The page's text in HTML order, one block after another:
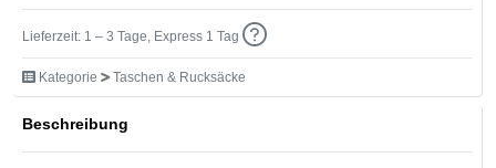
Lieferzeit: 1 – 3 Tage, Express 1 Tag
Kategorie Taschen & Rucksäcke
Beschreibung